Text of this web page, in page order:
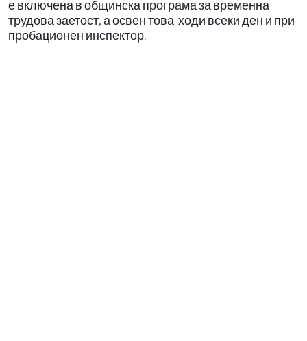
е включена в общинска програма за временна
трудова заетост, а освен това ходи всеки ден и при
пробационен инспектор.